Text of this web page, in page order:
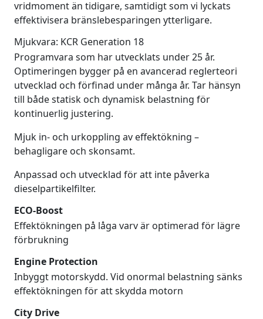
vridmoment än tidigare, samtidigt som vi lyckats
effektivisera bränslebesparingen ytterligare.
Mjukvara: KCR Generation 18
Programvara som har utvecklats under 25 år.
Optimeringen bygger på en avancerad reglerteori
utvecklad och förfinad under många år. Tar hänsyn
till både statisk och dynamisk belastning för
kontinuerlig justering.
Mjuk in- och urkoppling av effektökning –
behagligare och skonsamt.
Anpassad och utvecklad för att inte påverka
dieselpartikelfilter.
ECO-Boost
Effektökningen på låga varv är optimerad för lägre
förbrukning
Engine Protection
Inbyggt motorskydd. Vid onormal belastning sänks
effektökningen för att skydda motorn
City Drive